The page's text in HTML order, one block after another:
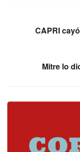
CAPRI
Mitre lo